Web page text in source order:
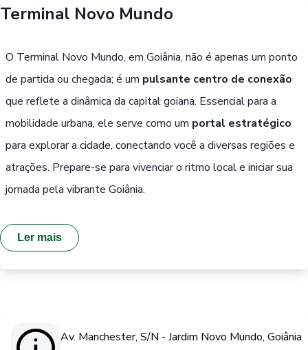
Terminal Novo Mundo
O Terminal Novo Mundo, em Goiânia, não é apenas um ponto
de partida ou chegada; é um pulsante centro de conexão
que reflete a dinâmica da capital goiana. Essencial para a
mobilidade urbana, ele serve como um portal estratégico
para explorar a cidade, conectando você a diversas regiões e
atrações. Prepare-se para vivenciar o ritmo local e iniciar sua
jornada pela vibrante Goiânia.
Ler mais
Av. Manchester, S/N - Jardim Novo Mundo, Goiânia